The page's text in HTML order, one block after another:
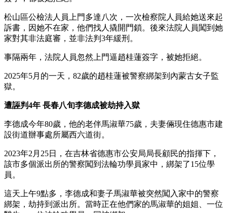
松山區公檢法人員上門多達八次，一次檢察院人員給她送來起
訴書，因她不在家，他們找人撬開門鎖。後來法院人員闖到她
家對其非法庭審，並非法判3年緩刑。
事隔兩年，法院人員忽然上門逼趙桂蓮簽字，被她拒絕。
2025年5月的一天，82歲的趙桂蓮被警察綁架到內蒙古女子監
獄。
遭誣判4年 長春八旬李德成被劫持入獄
李德成今年80歲，他的老伴馬淑華75歲，夫妻倆現住德惠市建
設街道辦事處所屬西六道街。
2023年2月25日，在吉林省德惠市公安局局長顧民的指揮下，
該市多個派出所的警察闖到法輪功學員家中，綁架了15位學
員。
這天上午9點多，李德成和妻子馬淑華被突然闖入家中的警察
綁架，劫持到派出所。當時正在他們家的馬淑華的姐姐、一位